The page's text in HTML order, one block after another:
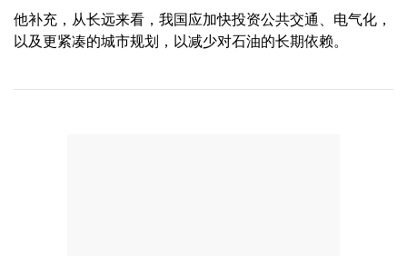
他补充，从长远来看，我国应加快投资公共交通、电气化，
以及更紧凑的城市规划，以减少对石油的长期依赖。